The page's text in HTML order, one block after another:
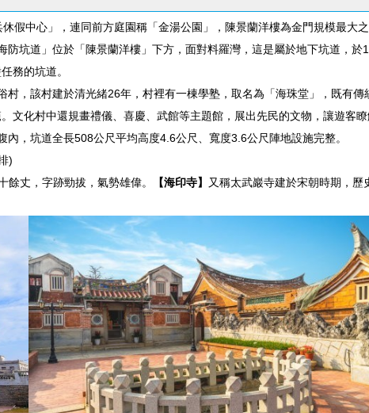
假中心」，連同前方庭園稱「金湯公園」，陳景蘭洋樓為金門規模最大
坑道」位於「陳景蘭洋樓」下方，面對料羅灣，這是屬於地下坑道，
務的坑道。
，該村建於清光緒26年，村裡有一棟學塾，取名為「海珠堂」，既有
化村中還規畫禮儀、喜慶、武館等主題館，展出先民的文物，讓遊客瞭
，坑道全長508公尺平均高度4.6公尺、寬度3.6公尺陣地設施完整。
)
餘丈，字跡勁拔，氣勢雄偉。 【海印寺】
又稱太武巖寺建於宋朝時期，歷